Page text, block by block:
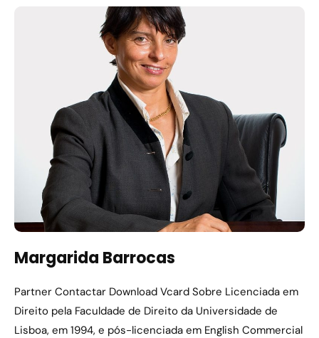
Margarida Barrocas
Partner Contactar Download Vcard Sobre Licenciada em
Direito pela Faculdade de Direito da Universidade de
Lisboa, em 1994, e pós-licenciada em English Commercial